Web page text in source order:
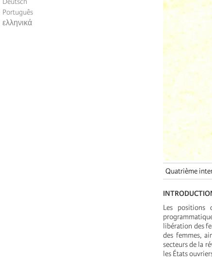
Português
ελληνικά
Quatrième
Les positions
libération des
des femmes,
secteurs de la
les États